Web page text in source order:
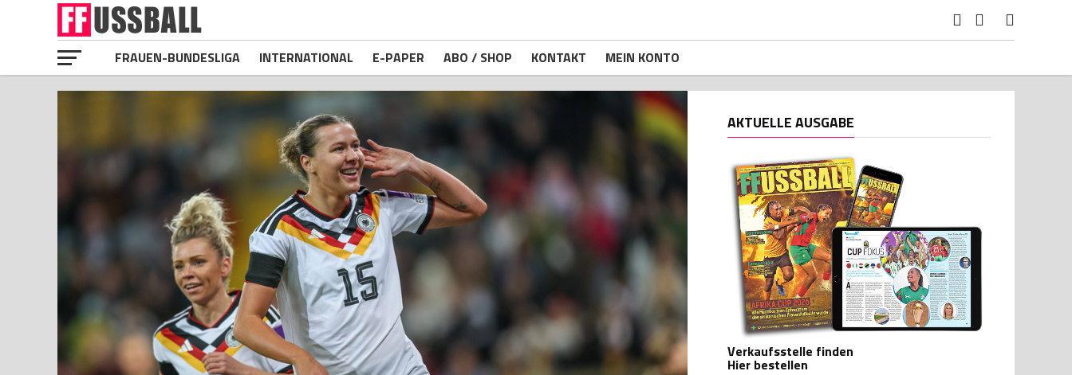
FRAUEN-BUNDESLIGA INTERNATIONAL E-PAPER ABO / SHOP KONTAKT MEIN KONTO
AKTUELLE AUSGABE
Verkaufsstelle finden
Hier bestellen